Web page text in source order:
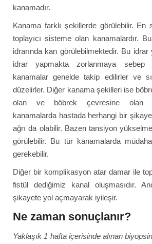
kanamadır.
Kanama farklı şekillerde görülebilir. En
toplayıcı sisteme olan kanamalardır.
idrarında kan görülebilmektedir. Bu
idrar yapmakta zorlanmaya sebep
kanamalar genelde takip edilirler ve
düzelirler. Diğer kanama şekilleri ise
olan ve böbrek çevresine olan
kanamalarda hastada herhangi bir
ağrı da olabilir. Bazen tansiyon
görülebilir. Bu tür kanamalarda
gerekebilir.
Diğer bir komplikasyon atar damar ile
fistül dediğimiz kanal oluşmasıdır.
şikayete yol açmayarak iyileşir.
Ne zaman sonuçlanır?
Yaklaşık 1 hafta içerisinde alınan